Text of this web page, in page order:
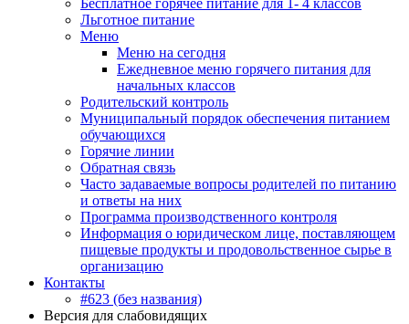
Бесплатное горячее питание для 1- 4 классов
Льготное питание
Меню
Меню на сегодня
Ежедневное меню горячего питания для
начальных классов
Родительский контроль
Муниципальный порядок обеспечения питанием
обучающихся
Горячие линии
Обратная связь
Часто задаваемые вопросы родителей по питанию
и ответы на них
Программа производственного контроля
Информация о юридическом лице, поставляющем
пищевые продукты и продовольственное сырье в
организацию
Контакты
#623 (без названия)
Версия для слабовидящих